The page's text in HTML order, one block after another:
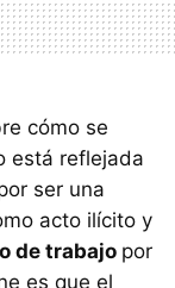
cómo se
está reflejada
ser una
acto ilícito y
de trabajo por
es que el